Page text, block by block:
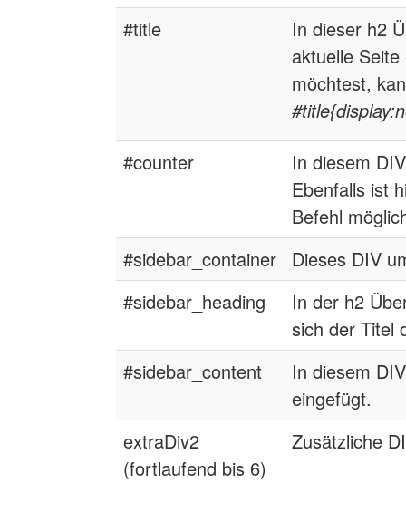
#title
In dieser h2
aktuelle
möchtest,
#counter
In diesem
Ebenfalls ist
Befehl
#sidebar_container
Dieses DIV
#sidebar_heading
In der h2
sich der Titel
#sidebar_content
In diesem
eingefügt.
extraDiv2
(fortlaufend bis 6)
Zusätzliche